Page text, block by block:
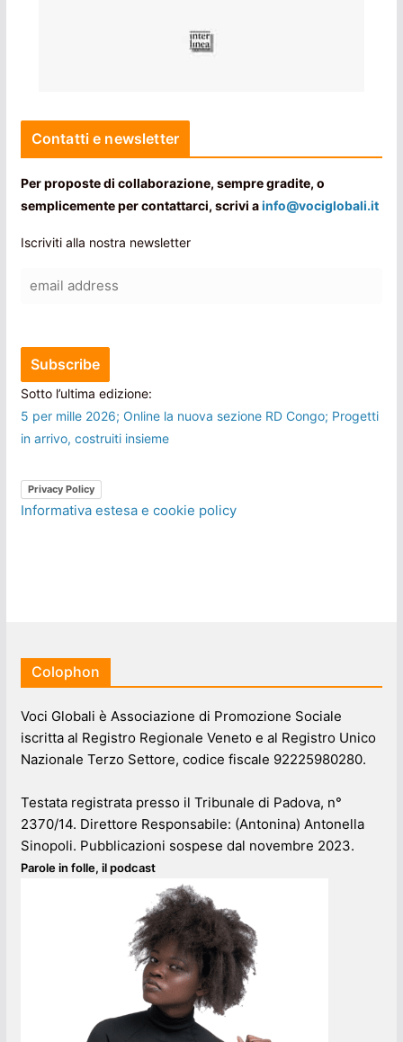
Contatti e newsletter
Per proposte di collaborazione, sempre gradite, o
semplicemente per contattarci, scrivi ainfo@vociglobali.it
Iscriviti alla nostra newsletter
Sotto l’ultima edizione:
5 per mille 2026; Online la nuova sezione RD Congo; Progetti
in arrivo, costruiti insieme
Privacy Policy
Informativa estesa e cookie policy
Colophon
Voci Globali è Associazione di Promozione Sociale
iscritta al Registro Regionale Veneto e al Registro Unico
Nazionale Terzo Settore, codice fiscale 92225980280.
Testata registrata presso il Tribunale di Padova, n°
2370/14. Direttore Responsabile: (Antonina) Antonella
Sinopoli. Pubblicazioni sospese dal novembre 2023.
Parole in folle, il podcast